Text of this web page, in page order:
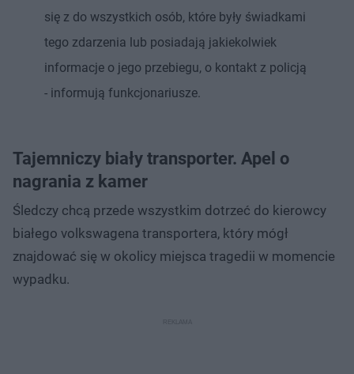
się z do wszystkich osób, które były świadkami
tego zdarzenia lub posiadają jakiekolwiek
informacje o jego przebiegu, o kontakt z policją
- informują funkcjonariusze.
Tajemniczy biały transporter. Apel o
nagrania z kamer
Śledczy chcą przede wszystkim dotrzeć do kierowcy
białego volkswagena transportera, który mógł
znajdować się w okolicy miejsca tragedii w momencie
wypadku.